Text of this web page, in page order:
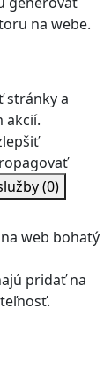
na webe.
stránky a
akcií.
(0)
web bohatý
pridať na